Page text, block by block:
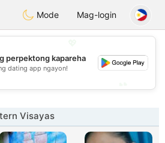
PhilippinesChat
Mode Mag-login
💕
perpektong kapareha
dating app ngayon!
Visayas